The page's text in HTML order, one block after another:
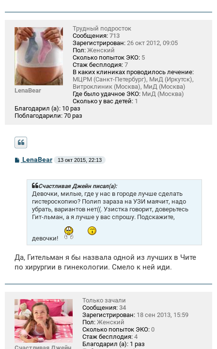
LenaBear
Трудный подросток
Сообщения: 713
Зарегистрирован: 26 окт 2012, 09:05
Пол: Женский
Сколько попыток ЭКО: 5
Стаж бесплодия: 7
В каких клиниках проводилось лечение:
МЦРМ (Санкт-Петербург), МиД (Иркутск),
Витроклиник (Москва), МиД (Москва)
Где было удачное ЭКО: МиД (Москва)
Сколько у вас детей: 1
Благодарил (а): 10 раз
Поблагодарили: 70 раз
С
о
LenaBear 13 окт 2015, 22:13
Счастливая Джейн писал(а):
Девочки, милые, где у нас в городе лучше сделать
гистероскопию? Полип зараза на УЗИ маячит, надо
убрать, вариантов нет((. Узистка говорит, доверьтесь
Гит-льман, а я лучше у вас спрошу. Подскажите,
девочки!
Да, Гительман я бы назвала одной из лучших в Чите
по хирургии в гинекологии. Смело к ней иди.
Только зачали
Сообщения: 34
Зарегистрирован: 18 сен 2013, 15:59
Пол: Женский
Сколько попыток ЭКО: 0
Стаж бесплодия: 4
Благодарил (а): 1 раз